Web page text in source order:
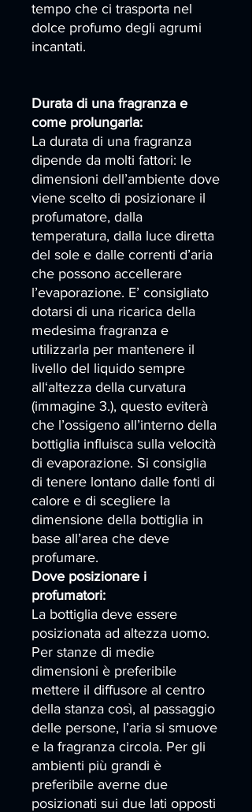
tempo che ci trasporta nel
dolce profumo degli agrumi
incantati.
Durata di una fragranza e
come prolungarla:
La durata di una fragranza
dipende da molti fattori: le
dimensioni dell’ambiente dove
viene scelto di posizionare il
profumatore, dalla
temperatura, dalla luce diretta
del sole e dalle correnti d’aria
che possono accellerare
l’evaporazione. E’ consigliato
dotarsi di una ricarica della
medesima fragranza e
utilizzarla per mantenere il
livello del liquido sempre
all‘altezza della curvatura
(immagine 3.), questo eviterà
che l’ossigeno all’interno della
bottiglia influisca sulla velocità
di evaporazione. Si consiglia
di tenere lontano dalle fonti di
calore e di scegliere la
dimensione della bottiglia in
base all’area che deve
profumare.
Dove posizionare i
profumatori:
La bottiglia deve essere
posizionata ad altezza uomo.
Per stanze di medie
dimensioni è preferibile
mettere il diffusore al centro
della stanza così, al passaggio
delle persone, l’aria si smuove
e la fragranza circola. Per gli
ambienti più grandi è
preferibile averne due
posizionati sui due lati opposti